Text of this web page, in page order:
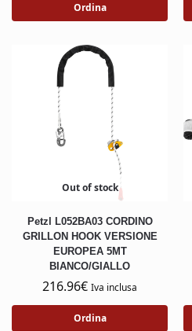
Ordina
Out of stock
Petzl L052BA03 CORDINO
GRILLON HOOK VERSIONE
EUROPEA 5MT
BIANCO/GIALLO
216.96€ Iva inclusa
Ordina